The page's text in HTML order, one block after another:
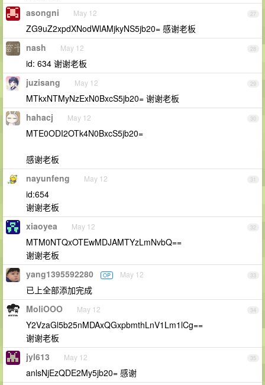
27
asongni May 12
ZG9uZ2xpdXNodWlAMjkyNS5jb20= 感谢老板
28
nash May 12
id: 634 谢谢老板
29
juzisang May 12
MTkxNTMyNzExN0BxcS5jb20= 谢谢老板
30
hahacj May 12
MTE0ODI2OTk4N0BxcS5jb20=
感谢老板
31
nayunfeng May 12
id:654
谢谢老板
32
xiaoyea May 12
MTM0NTQxOTEwMDJAMTYzLmNvbQ==
谢谢老板
33
yang1395592280 OP May 12
已上全部添加完成
34
MoliOOO May 12
Y2VzaGl5b25nMDAxQGxpbmthLnV1Lm1lCg==
谢谢老板
35
jyl613 May 12
anlsNjEzQDE2My5jb20= 感谢